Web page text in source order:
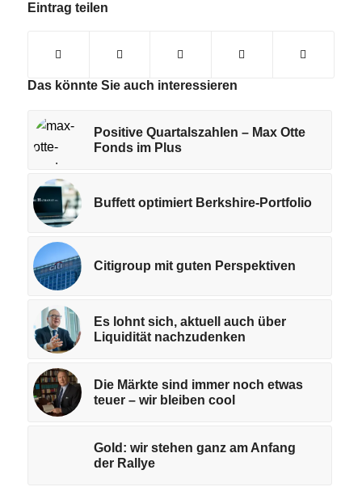
Eintrag teilen
Das könnte Sie auch interessieren
Positive Quartalszahlen – Max Otte
Fonds im Plus
Buffett optimiert Berkshire-Portfolio
Citigroup mit guten Perspektiven
Es lohnt sich, aktuell auch über
Liquidität nachzudenken
Die Märkte sind immer noch etwas
teuer – wir bleiben cool
Gold: wir stehen ganz am Anfang
der Rallye